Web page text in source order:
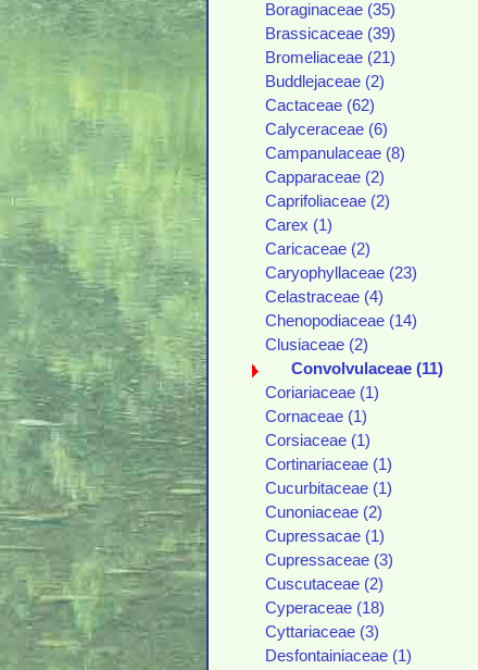
Boraginaceae (35)
Brassicaceae (39)
Bromeliaceae (21)
Buddlejaceae (2)
Cactaceae (62)
Calyceraceae (6)
Campanulaceae (8)
Capparaceae (2)
Caprifoliaceae (2)
Carex (1)
Caricaceae (2)
Caryophyllaceae (23)
Celastraceae (4)
Chenopodiaceae (14)
Clusiaceae (2)
Convolvulaceae (11)
Coriariaceae (1)
Cornaceae (1)
Corsiaceae (1)
Cortinariaceae (1)
Cucurbitaceae (1)
Cunoniaceae (2)
Cupressacae (1)
Cupressaceae (3)
Cuscutaceae (2)
Cyperaceae (18)
Cyttariaceae (3)
Desfontainiaceae (1)